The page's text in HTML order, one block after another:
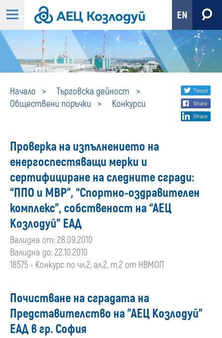
EN
Начало
Търговска дейност
Обществени поръчки
Конкурси
Конкурси
Share
social
Проверка на изпълнението на
енергоспестяващи мерки и
сертифициране на следните сгради:
“ППО и МВР”, “Спортно-оздравителен
комплекс”, собственост на “АЕЦ
Козлодуй” ЕАД
Валидна от: 28.09.2010
Валидна до: 22.10.2010
18575 - Конкурс по чл.2, ал.2, т.2 от НВМОП
Почистване на сградата на
Представителство на "АЕЦ Козлодуй"
ЕАД в гр. София